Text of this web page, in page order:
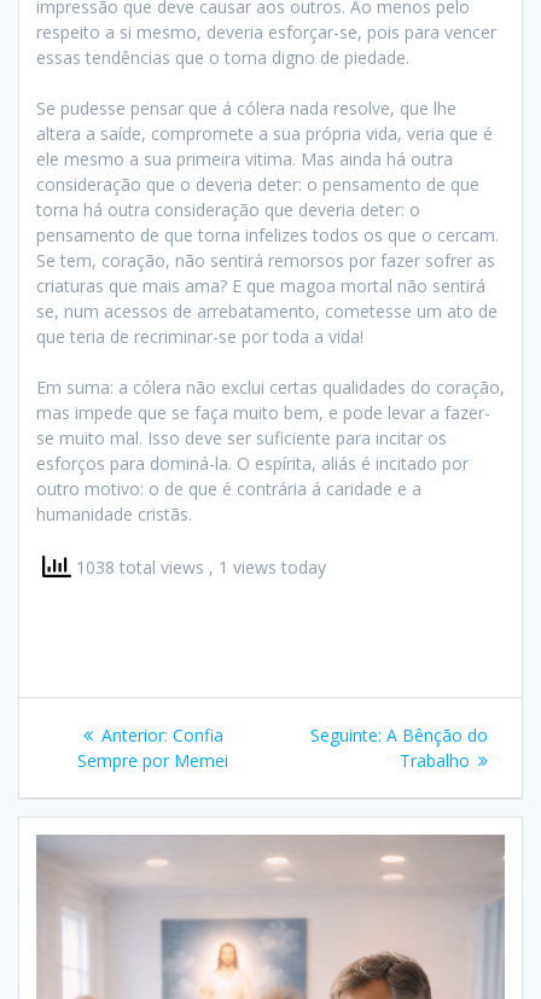
impressão que deve causar aos outros. Ao menos pelo
respeito a si mesmo, deveria esforçar-se, pois para vencer
essas tendências que o torna digno de piedade.
Se pudesse pensar que á cólera nada resolve, que lhe
altera a saíde, compromete a sua própria vida, veria que é
ele mesmo a sua primeira vitima. Mas ainda há outra
consideração que o deveria deter: o pensamento de que
torna há outra consideração que deveria deter: o
pensamento de que torna infelizes todos os que o cercam.
Se tem, coração, não sentirá remorsos por fazer sofrer as
criaturas que mais ama? E que magoa mortal não sentirá
se, num acessos de arrebatamento, cometesse um ato de
que teria de recriminar-se por toda a vida!
Em suma: a cólera não exclui certas qualidades do coração,
mas impede que se faça muito bem, e pode levar a fazer-
se muito mal. Isso deve ser suficiente para incitar os
esforços para dominá-la. O espírita, aliás é incitado por
outro motivo: o de que é contrária á caridade e a
humanidade cristãs.
1038 total views , 1 views today
Navegação
Post
Anterior: Post
anterior:
Confia
Sempre por Memei
Seguinte: Post
seguinte:
A Bênção do
Trabalho